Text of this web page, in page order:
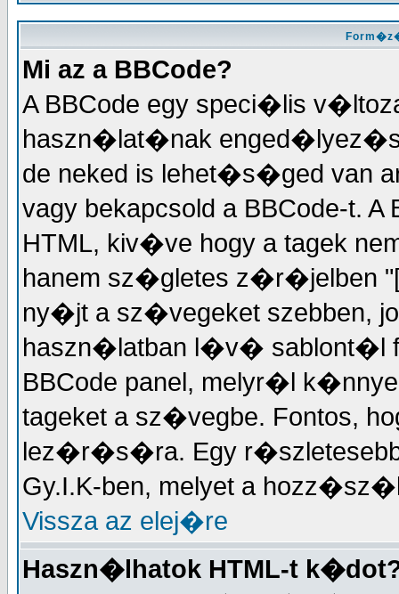
Mi az a BBCode?
A BBCode egy speci�lis
haszn�lat�nak
de neked is lehet�s�ged van
vagy bekapcsold a BBCode-t.
HTML, kiv�ve hogy a tagek
hanem sz�gletes z�r�jelben
ny�jt a sz�vegeket szebben,
haszn�latban l�v� sablont�l
BBCode panel, melyr�l
tageket a sz�vegbe. Fontos,
lez�r�s�ra. Egy
Gy.I.K-ben, melyet a
Vissza az elej�re
Haszn�lhatok HTML-t